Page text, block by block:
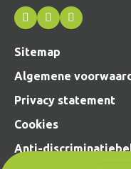
Sitemap
Algemene
Privacy statement
Cookies
Anti-